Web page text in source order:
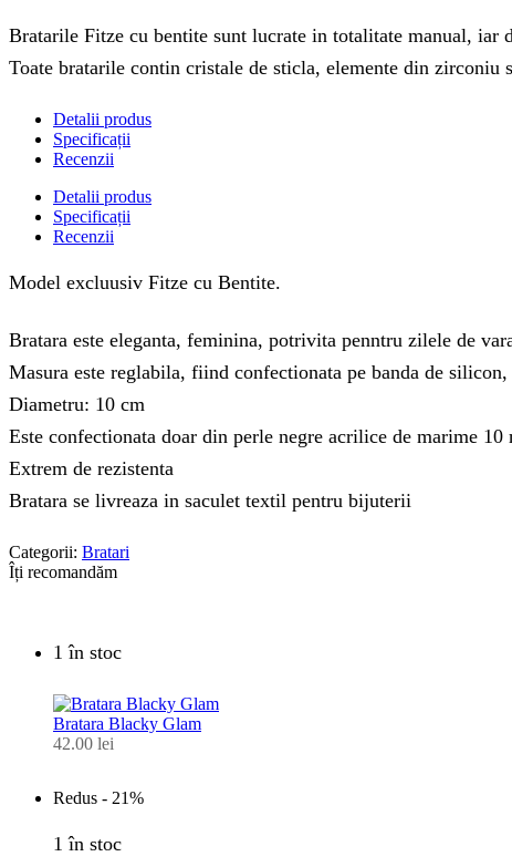
Bratarile Fitze cu bentite sunt lucrate in totalitate manual, iar
Toate bratarile contin cristale de sticla, elemente din
Detalii produs
Specificații
Recenzii
Detalii produs
Specificații
Recenzii
Model excluusiv Fitze cu Bentite.
Bratara este eleganta, feminina, potrivita penntru zilele de
Masura este reglabila, fiind confectionata pe banda de
Diametru: 10 cm
Este confectionata doar din perle negre acrilice de marime
Extrem de rezistenta
Bratara se livreaza in saculet textil pentru bijuterii
Categorii: Bratari
Îți recomandăm
1 în stoc
Bratara Blacky Glam
42.00 lei
Redus - 21%
1 în stoc